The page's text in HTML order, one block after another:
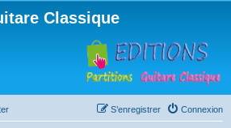
Classique
Connexion
S’enregistrer